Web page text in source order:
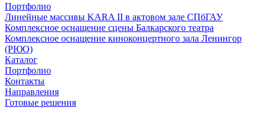
Портфолио
Линейные массивы KARA II в актовом зале СПбГАУ
Комплексное оснащение сцены Балкарского театра
Комплексное оснащение киноконцертного зала Ленингор
(РЮО)
Каталог
Портфолио
Контакты
Направления
Готовые решения